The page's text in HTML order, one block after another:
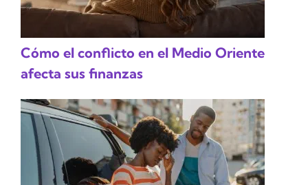
Cómo el conflicto en el Medio Oriente
afecta sus finanzas